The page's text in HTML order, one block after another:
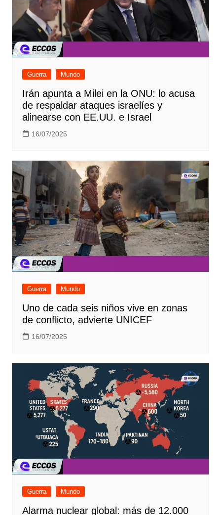
Guerra Mundo
Irán apunta a Milei en la ONU: lo acusa
de respaldar ataques israelíes y
alinearse con EE.UU. e Israel
16/07/2025
Guerra Mundo
Uno de cada seis niños vive en zonas
de conflicto, advierte UNICEF
16/07/2025
Guerra Mundo
Alarma nuclear global: más de 12.000